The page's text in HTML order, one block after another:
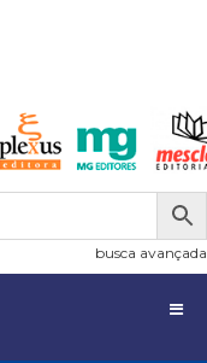
busca avançada